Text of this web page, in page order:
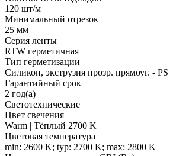
120 шт/м
Минимальный отрезок
25 мм
Серия ленты
RTW герметичная
Тип герметизации
Силикон, экструзия прозр. прямоуг. - PS
Гарантийный срок
2 год(а)
Светотехнические
Цвет свечения
Warm | Тёплый 2700 K
Цветовая температура
min: 2600 K; typ: 2700 K; max: 2800 K